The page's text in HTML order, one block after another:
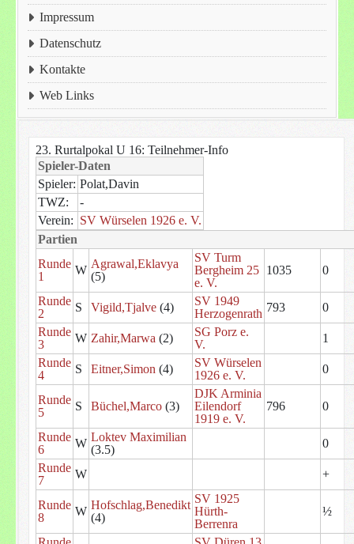
Impressum
Datenschutz
Kontakte
Web Links
23. Rurtalpokal U 16: Teilnehmer-Info
Spieler-Daten
Spieler: Polat,Davin
TWZ:
-
Verein: SV Würselen 1926 e. V.
Partien
Runde
1
W Agrawal,Eklavya
(5)
SV Turm
Bergheim 25
e. V.
1035 0
Runde
2
S Vigild,Tjalve(4)
SV 1949
Herzogenrath 793
0
Runde
3
W Zahir,Marwa (2)
SG Porz e.
V.
1
Runde
4
S Eitner,Simon (4)
SV Würselen
1926 e. V.
0
Runde
5
S Büchel,Marco(3)
DJK Arminia
Eilendorf
1919 e. V.
796 0
Runde
6
W Loktev Maximilian
(3.5)
0
Runde
7
W +
Runde
8
W Hofschlag,Benedikt
(4)
SV 1925
Hürth-
Berrenra
½